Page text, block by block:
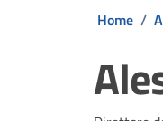
Home /